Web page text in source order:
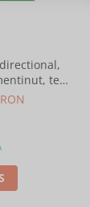
test
90385